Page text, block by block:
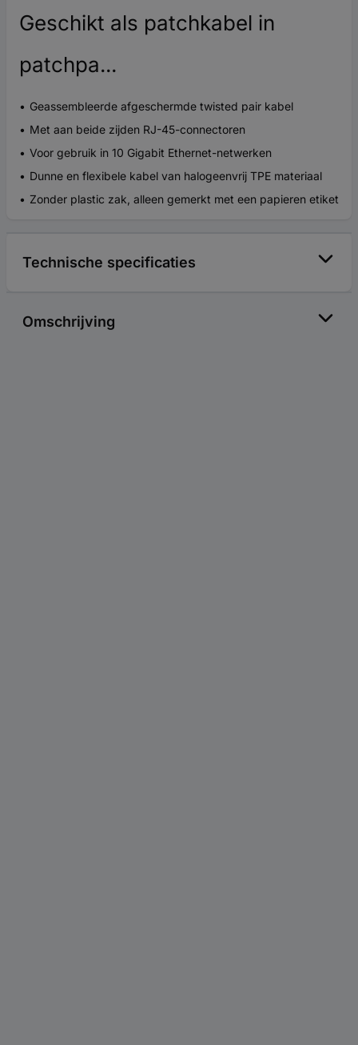
Geschikt als patchkabel in
patchpa...
Geassembleerde afgeschermde twisted pair kabel
Met aan beide zijden RJ-45-connectoren
Voor gebruik in 10 Gigabit Ethernet-netwerken
Dunne en flexibele kabel van halogeenvrij TPE materiaal
Zonder plastic zak, alleen gemerkt met een papieren etiket
Technische specificaties
Omschrijving